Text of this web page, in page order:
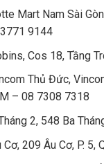
Mart Nam Sài
9144
Cos 18, Tầng
Thủ Đức,
– 08 7308 7318
2, 548 Ba
Cơ, 209 Âu Cơ, P.